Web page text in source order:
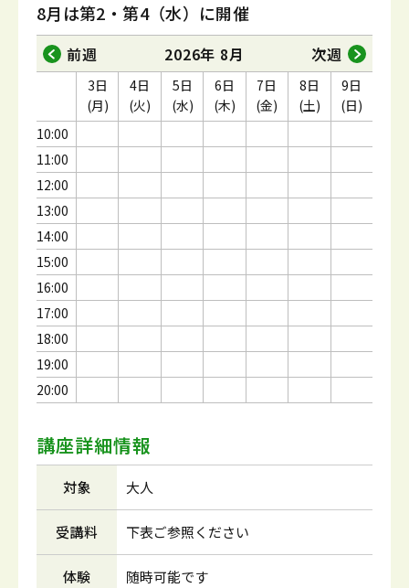
8月は第2・第4（水）に開催
前週 2026年 8月 次週
10:00
11:00
12:00
13:00
14:00
15:00
16:00
17:00
18:00
19:00
20:00
3日
(月)
4日
(火)
5日
(水)
6日
(木)
7日
(金)
8日
(土)
9日
(日)
講座詳細情報
対象 大人
受講料 下表ご参照ください
体験 随時可能です